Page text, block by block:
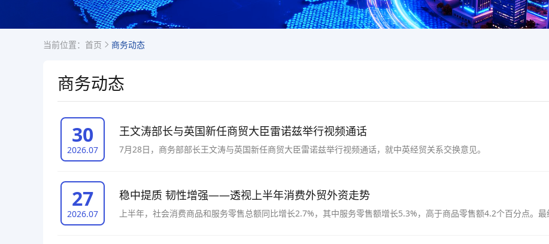
当前位置： 首页 商务动态
商务动态
30
2026.07
王文涛部长与英国新任商贸大臣雷诺兹举行视频通话
7月28日，商务部部长王文涛与英国新任商贸大臣雷诺兹举行视频通话，就中英经贸关系交换意见。
27
2026.07
稳中提质 韧性增强——透视上半年消费外贸外资走势
上半年，社会消费商品和服务零售总额同比增长2.7%，其中服务零售额增长5.3%，高于商品零售额4.2个百分点。最